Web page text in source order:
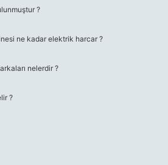
?
ne kadar elektrik harcar ?
nelerdir ?
?